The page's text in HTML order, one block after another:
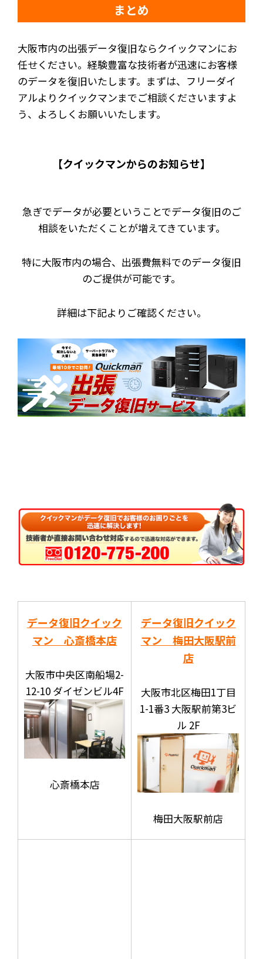
まとめ
大阪市内の出張データ復旧ならクイックマンにお
任せください。経験豊富な技術者が迅速にお客様
のデータを復旧いたします。まずは、フリーダイ
アルよりクイックマンまでご相談くださいますよ
う、よろしくお願いいたします。
【クイックマンからのお知らせ】
急ぎでデータが必要ということでデータ復旧のご
相談をいただくことが増えてきています。
特に大阪市内の場合、出張費無料でのデータ復旧
のご提供が可能です。
詳細は下記よりご確認ください。
データ復旧クイック
マン 心斎橋本店
大阪市中央区南船場2-
12-10 ダイゼンビル4F
心斎橋本店
データ復旧クイック
マン 梅田大阪駅前
店
大阪市北区梅田1丁目
1-1番3 大阪駅前第3ビ
ル 2F
梅田大阪駅前店